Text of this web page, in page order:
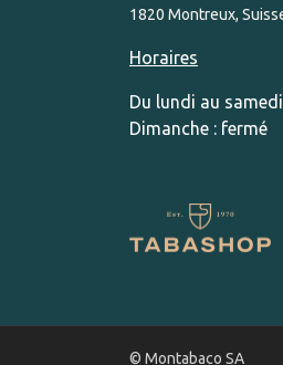
1820 Montreux,
Horaires
Du lundi au
Dimanche : fermé
© Montabaco SA